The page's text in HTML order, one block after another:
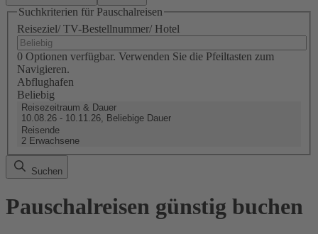
Suchkriterien für Pauschalreisen
Reiseziel/ TV-Bestellnummer/ Hotel
0 Optionen verfügbar. Verwenden Sie die Pfeiltasten zum
Navigieren.
Abflughafen
Beliebig
Reisezeitraum & Dauer
10.08.26 - 10.11.26, Beliebige Dauer
Reisende
2 Erwachsene
Suchen
Pauschalreisen günstig buchen